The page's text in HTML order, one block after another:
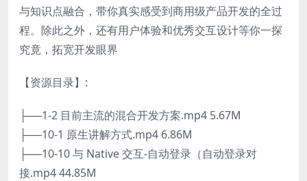
与知识点融合，带你真实感受到商用级产品开发的全过
程。除此之外，还有用户体验和优秀交互设计等你一探
究竟，拓宽开发眼界
【资源目录】:
├──1-2 目前主流的混合开发方案.mp4 5.67M
├──10-1 原生讲解方式.mp4 6.86M
├──10-10 与 Native 交互-自动登录（自动登录对
接.mp4 44.85M